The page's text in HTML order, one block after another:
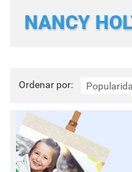
NANCY
Ordenar por:
Ordenar
por: